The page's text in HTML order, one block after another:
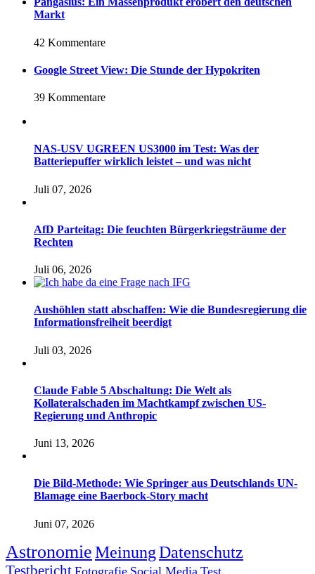
Markt
42 Kommentare
Google Street View: Die Stunde der Hypokriten
39 Kommentare
NAS-USV UGREEN US3000 im Test: Was der
Batteriepuffer wirklich leistet – und was nicht
Juli 07, 2026
AfD Parteitag: Die feuchten Bürgerkriegsträume der
Rechten
Juli 06, 2026
Aushöhlen statt abschaffen: Wie die Bundesregierung die
Informationsfreiheit beerdigt
Juli 03, 2026
Claude Fable 5 Abschaltung: Die Welt als
Kollateralschaden im Machtkampf zwischen US-
Regierung und Anthropic
Juni 13, 2026
Die Bild-Methode: Wie Springer aus Deutschlands UN-
Blamage eine Baerbock-Story macht
Juni 07, 2026
AstronomieMeinungDatenschutz
Testbericht Fotografie Social Media Test